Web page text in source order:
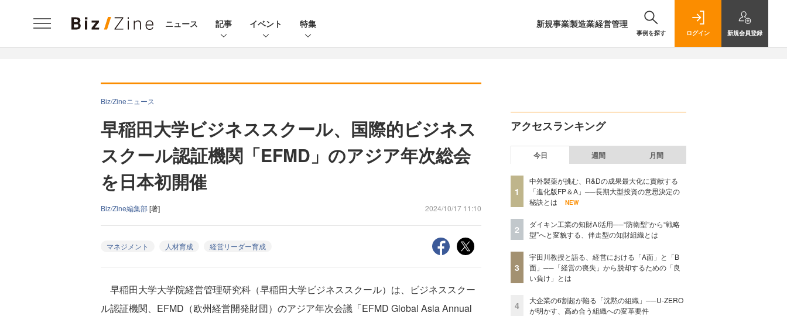
ニュース 記事 イベント 特集 新規事業製造業経営管理
事例を探す ログイン 新規会員登録
Biz/Zineニュース
早稲田大学ビジネススクール、国際的ビジネス
スクール認証機関「EFMD」のアジア年次総会
を日本初開催
Biz/Zine編集部[著] 2024/10/17 11:10
マネジメント 人材育成 経営リーダー育成
早稲田大学大学院経営管理研究科（早稲田大学ビジネススクール）は、ビジネススクー
ル認証機関、EFMD（欧州経営開発財団）のアジア年次会議「EFMD Global Asia Annual
アクセスランキング
今日 週間 月間
1
中外製薬が挑む、R&Dの成果最大化に貢献する
「進化版FP＆A」──長期大型投資の意思決定の
秘訣とは
NEW
2
ダイキン工業の知財AI活用──“防衛型”から“戦略
型”へと変貌する、伴走型の知財組織とは
3
宇田川教授と語る、経営における「A面」と「B
面」──「経営の喪失」から脱却するための「良
い負け」とは
4
大企業の6割超が陥る「沈黙の組織」──U-ZERO
が明かす、高め合う組織への変革要件